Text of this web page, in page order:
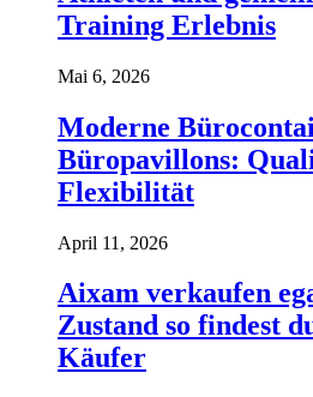
Training Erlebnis
Mai 6, 2026
Moderne
Büropavillons:
Flexibilität
April 11, 2026
Aixam verkaufen
Zustand so findest
Käufer